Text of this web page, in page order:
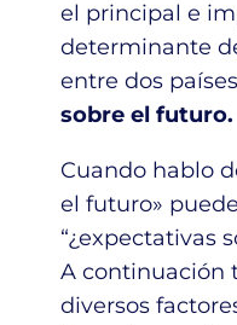
el principal e
determinante
entre dos
sobre el futuro.
Cuando hablo
el futuro»
“¿expectativas
A continuación
diversos